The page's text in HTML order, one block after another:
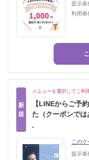
提示条
利用条
新
規
メニューを選択してご利
【LINEからご予
た（クーポンでは
‐
この
提示条